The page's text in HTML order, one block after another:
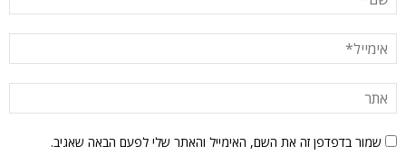
שמור בדפדפן זה את השם, האימייל והאתר שלי לפעם הבאה שאגיב.